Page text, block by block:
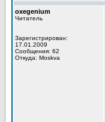
oxegenium
Читатель
Зарегистрирован:
17.01.2009
Сообщения: 62
Откуда: Moskva